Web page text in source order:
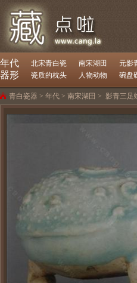
年代 北宋青白瓷 南宋湖田 元影
器形 瓷质的枕头 人物动物 碗盘
青白瓷器 > 年代 > 南宋湖田 > 影青三足